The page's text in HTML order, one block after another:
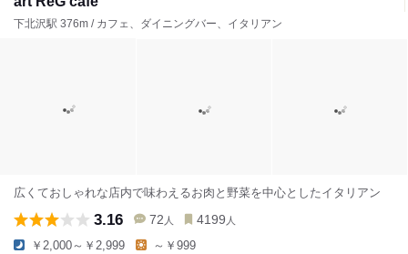
下北沢駅 376m / カフェ、ダイニングバー、イタリアン
広くておしゃれな店内で味わえるお肉と野菜を中心としたイタリアン
3.16 72 人 4199 人
￥2,000～￥2,999 ～￥999